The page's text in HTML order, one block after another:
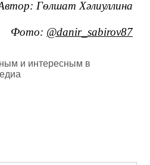
Гөлшат Хәлиуллина
Фото: @danir_sabirov87
и интересным в